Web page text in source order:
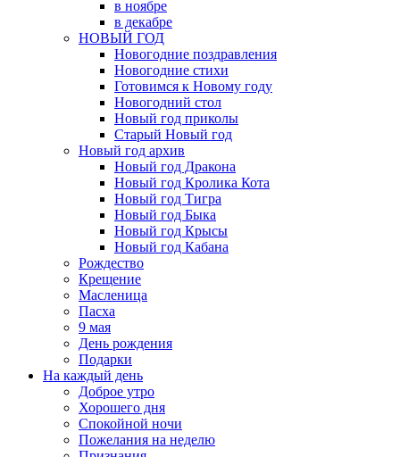
в ноябре
в декабре
НОВЫЙ ГОД
Новогодние поздравления
Новогодние стихи
Готовимся к Новому году
Новогодний стол
Новый год приколы
Старый Новый год
Новый год архив
Новый год Дракона
Новый год Кролика Кота
Новый год Тигра
Новый год Быка
Новый год Крысы
Новый год Кабана
Рождество
Крещение
Масленица
Пасха
9 мая
День рождения
Подарки
На каждый день
Доброе утро
Хорошего дня
Спокойной ночи
Пожелания на неделю